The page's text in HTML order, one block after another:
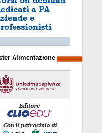
Alimentazione